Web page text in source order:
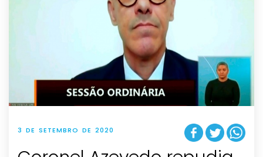
3 DE SETEMBRO DE 2020